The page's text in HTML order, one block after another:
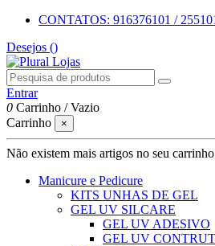
CONTATOS: 916376101 /
Desejos ()
Entrar
0 Carrinho /Vazio
Carrinho
×
Não existem mais artigos no seu
Manicure e Pedicure
KITS UNHAS DE GEL
GEL UV SILCARE
GEL UV ADESIVO
GEL UV